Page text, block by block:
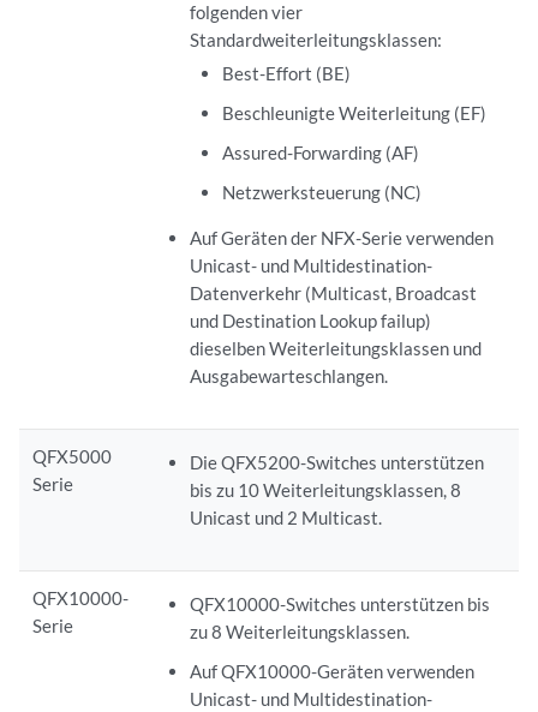
folgenden vier
Standardweiterleitungsklassen:
Best-Effort (BE)
Beschleunigte Weiterleitung (EF)
Assured-Forwarding (AF)
Netzwerksteuerung (NC)
Auf Geräten der NFX-Serie verwenden
Unicast- und Multidestination-
Datenverkehr (Multicast, Broadcast
und Destination Lookup failup)
dieselben Weiterleitungsklassen und
Ausgabewarteschlangen.
QFX5000
Serie
Die QFX5200-Switches unterstützen
bis zu 10 Weiterleitungsklassen, 8
Unicast und 2 Multicast.
QFX10000-
Serie
QFX10000-Switches unterstützen bis
zu 8 Weiterleitungsklassen.
Auf QFX10000-Geräten verwenden
Unicast- und Multidestination-